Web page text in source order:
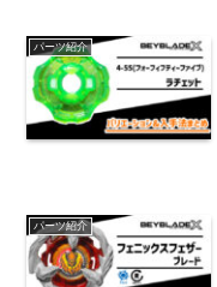
パーツ紹介
パーツ紹介